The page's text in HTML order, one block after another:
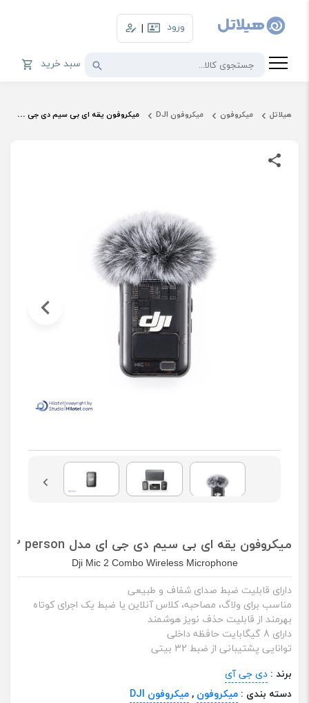
ورود |
سبد خرید
هیلاتل میکروفون میکروفون DJI میکروفون یقه ای بی سیم دی جی ای مدل MIC 2 - 2 person
میکروفون یقه ای بی سیم دی جی ای مدل MIC 2 - 2 person
Dji Mic 2 Combo Wireless Microphone
دارای قابلیت ضبط صدای شفاف و طبیعی
مناسب برای ولاگ، مصاحبه، کلاس آنلاین یا ضبط یک اجرای کوتاه
بهرمند از قابلیت حذف نویز هوشمند
دارای 8 گیگابایت حافظه داخلی
توانایی پشتیبانی از ضبط 32 بیتی
برند : دی جی آی
دسته بندی : میکروفون ,میکروفون DJI